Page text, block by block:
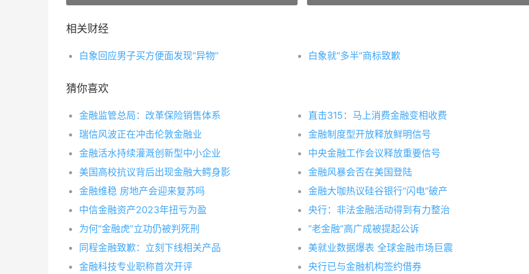
相关财经
白象回应男子买方便面发现“异物” 白象就“多半”商标致歉
猜你喜欢
金融监管总局：改革保险销售体系
直击315：马上消费金融变相收费
瑞信风波正在冲击伦敦金融业
金融制度型开放释放鲜明信号
金融活水持续灌溉创新型中小企业
中央金融工作会议释放重要信号
美国高校抗议背后出现金融大鳄身影
金融风暴会否在美国登陆
金融维稳 房地产会迎来复苏吗
金融大咖热议硅谷银行“闪电”破产
中信金融资产2023年扭亏为盈
央行：非法金融活动得到有力整治
为何“金融虎”立功仍被判死刑
“老金融”高广成被提起公诉
同程金融致歉：立刻下线相关产品
美就业数据爆表 全球金融市场巨震
金融科技专业职称首次开评
央行已与金融机构签约借券